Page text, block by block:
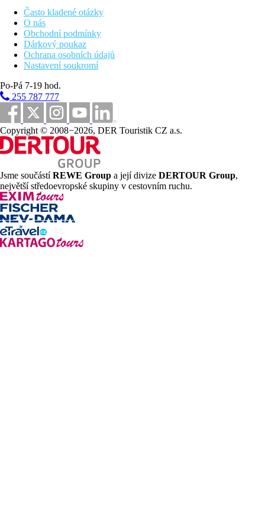
80 m
Vzdálenost k pláži
0 m
Restaurace
40 km
Vzdálenost od nejbližšího letiště
14 km
Golfové hřiště
800 m
Centrum města
Pláž
Plážová dovolená
Bazény
Lehátka u bazénu
Často kladené otázky
O nás
Obchodní podmínky
Dárkový poukaz
Ochrana osobních údajů
Nastavení soukromí
Po-Pá 7-19 hod.
255 787 777
Copyright © 2008−2026, DER Touristik CZ a.s.
Jsme součástíREWE Group a její divize DERTOUR Group,
největší středoevropské skupiny v cestovním ruchu.